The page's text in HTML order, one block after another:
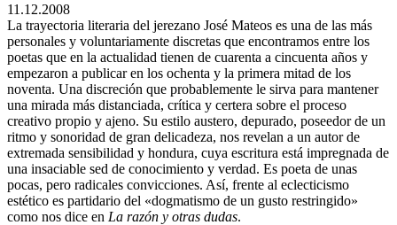
11.12.2008
La trayectoria literaria del jerezano José Mateos es una de las más
personales y voluntariamente discretas que encontramos entre los
poetas que en la actualidad tienen de cuarenta a cincuenta años y
empezaron a publicar en los ochenta y la primera mitad de los
noventa. Una discreción que probablemente le sirva para mantener
una mirada más distanciada, crítica y certera sobre el proceso
creativo propio y ajeno. Su estilo austero, depurado, poseedor de un
ritmo y sonoridad de gran delicadeza, nos revelan a un autor de
extremada sensibilidad y hondura, cuya escritura está impregnada de
una insaciable sed de conocimiento y verdad. Es poeta de unas
pocas, pero radicales convicciones. Así, frente al eclecticismo
estético es partidario del «dogmatismo de un gusto restringido»
como nos dice en La razón y otras dudas.